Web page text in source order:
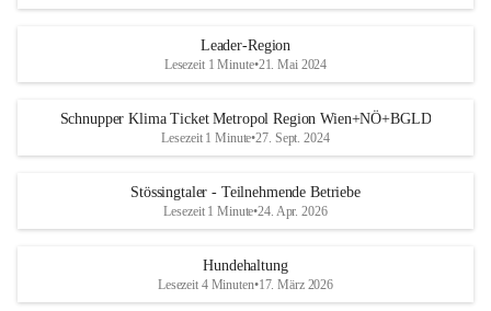
Leader-Region
Lesezeit 1 Minute•21. Mai 2024
Schnupper Klima Ticket Metropol Region Wien+NÖ+BGLD
Lesezeit 1 Minute•27. Sept. 2024
Stössingtaler - Teilnehmende Betriebe
Lesezeit 1 Minute•24. Apr. 2026
Hundehaltung
Lesezeit 4 Minuten•17. März 2026